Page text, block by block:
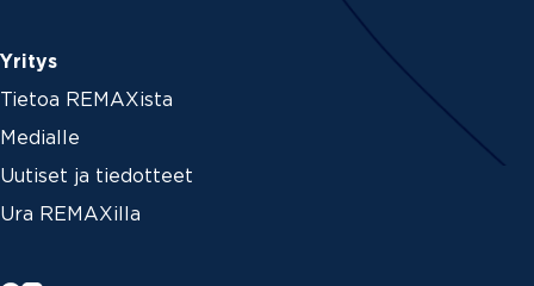
Yritys
Tietoa REMAXista
Medialle
Uutiset ja tiedotteet
Ura REMAXilla